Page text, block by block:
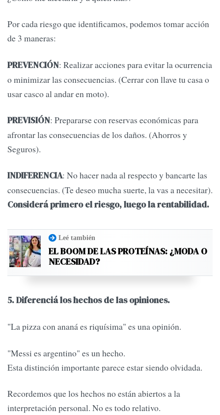
Por cada riesgo que identificamos, podemos tomar acción
de 3 maneras:
PREVENCIÓN: Realizar acciones para evitar la ocurrencia
o minimizar las consecuencias. (Cerrar con llave tu casa o
usar casco al andar en moto).
PREVISIÓN: Prepararse con reservas económicas para
afrontar las consecuencias de los daños. (Ahorros y
Seguros).
INDIFERENCIA: No hacer nada al respecto y bancarte las
consecuencias. (Te deseo mucha suerte, la vas a necesitar).
Considerá primero el riesgo, luego la rentabilidad.
Leé también
EL BOOM DE LAS PROTEÍNAS: ¿MODA O
NECESIDAD?
5. Diferenciá los hechos de las opiniones.
"La pizza con ananá es riquísima" es una opinión.
"Messi es argentino" es un hecho.
Esta distinción importante parece estar siendo olvidada.
Recordemos que los hechos no están abiertos a la
interpretación personal. No es todo relativo.